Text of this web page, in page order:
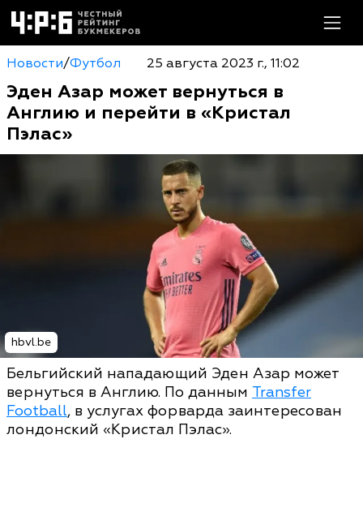
Новости/Футбол 25 августа 2023 г., 11:02
Эден Азар может вернуться в
Англию и перейти в «Кристал
Пэлас»
hbvl.be
Бельгийский нападающий Эден Азар может
вернуться в Англию. По данным Transfer
Football, в услугах форварда заинтересован
лондонский «Кристал Пэлас».